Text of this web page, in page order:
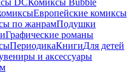
Европейские комиксы
по жанрамПодушки
Графические романы
ПериодикаКнигиДля детей
и аксессуары